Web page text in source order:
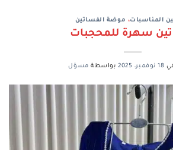
المناسبات، موضة الفساتين
سهرة للمحجبات
18 نوفمبر، 2025 بواسطة مسؤل